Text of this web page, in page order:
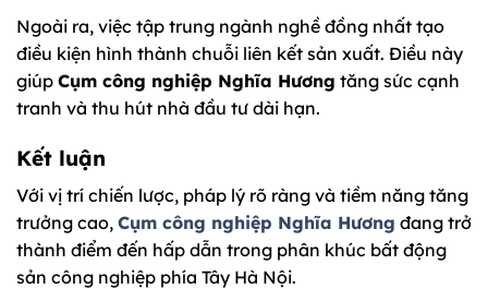
Ngoài ra, việc tập trung ngành nghề đồng nhất tạo
điều kiện hình thành chuỗi liên kết sản xuất. Điều này
giúp Cụm công nghiệp Nghĩa Hương tăng sức cạnh
tranh và thu hút nhà đầu tư dài hạn.
Kết luận
Với vị trí chiến lược, pháp lý rõ ràng và tiềm năng tăng
trưởng cao, Cụm công nghiệp Nghĩa Hương đang trở
thành điểm đến hấp dẫn trong phân khúc bất động
sản công nghiệp phía Tây Hà Nội.